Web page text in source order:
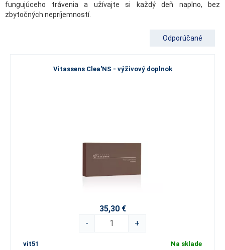
fungujúceho trávenia a užívajte si každý deň naplno, bez
zbytočných nepríjemností.
Odporúčané
Vitassens Clea'NS - výživový doplnok
35,30 €
-
+
vit51 Na sklade